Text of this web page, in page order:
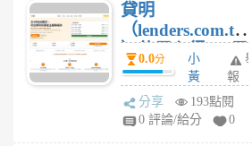
貸明
（lenders.com.tw
）使用心得 — 民
間貸款比較平台
體驗
0.0分
小
黃
蜂
1
舉
報
分享
193點閱
0 評論/給分
0